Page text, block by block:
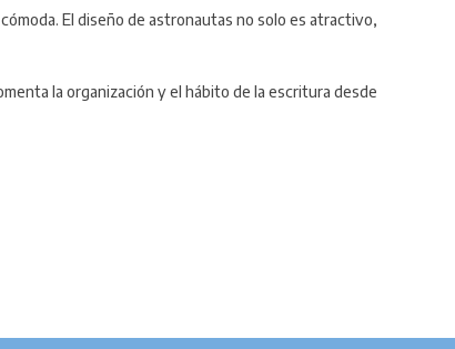
El diseño de astronautas no solo es atractivo,
la organización y el hábito de la escritura desde